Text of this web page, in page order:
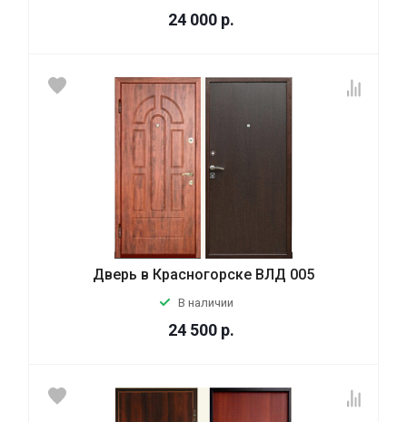
24 000 р.
Дверь в Красногорске ВЛД 005
В наличии
24 500 р.